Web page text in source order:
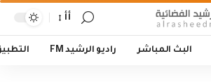
أأ
البث المباشر راديو الرشيد FM